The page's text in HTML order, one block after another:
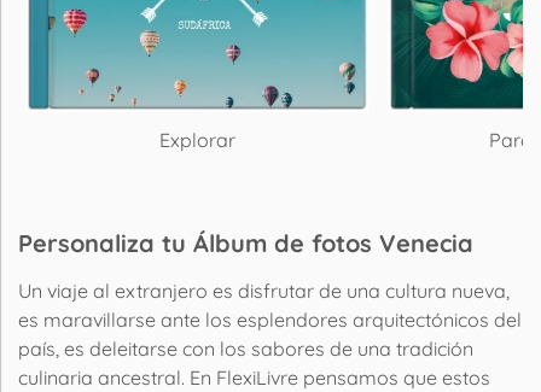
Explorar
Personaliza tu Álbum de fotos Venecia
Un viaje al extranjero es disfrutar de una cultura nueva,
es maravillarse ante los esplendores arquitectónicos del
país, es deleitarse con los sabores de una tradición
culinaria ancestral. En FlexiLivre pensamos que estos